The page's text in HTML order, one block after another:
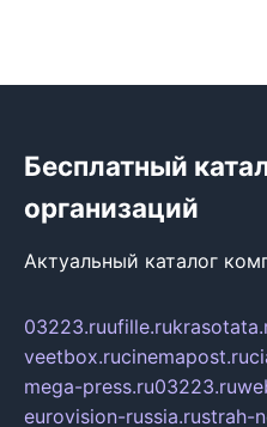
Бесплатный
организаций
Актуальный каталог
03223.ruufille.ru
veetbox.rucinemapost.ru
mega-press.ru03223.ru
eurovision-russia.rustrah-